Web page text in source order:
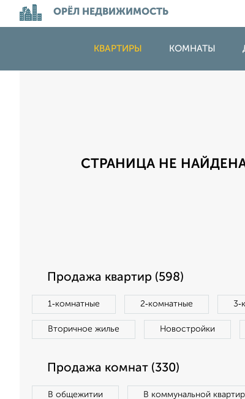
ОРЁЛ НЕДВИЖИМОСТЬ
КВАРТИРЫ КОМНАТЫ
СТРАНИЦА НЕ
Продажа квартир (598)
1‑комнатные 2‑комнатные
Вторичное жилье Новостройки
Продажа комнат (330)
В общежитии В коммунальной